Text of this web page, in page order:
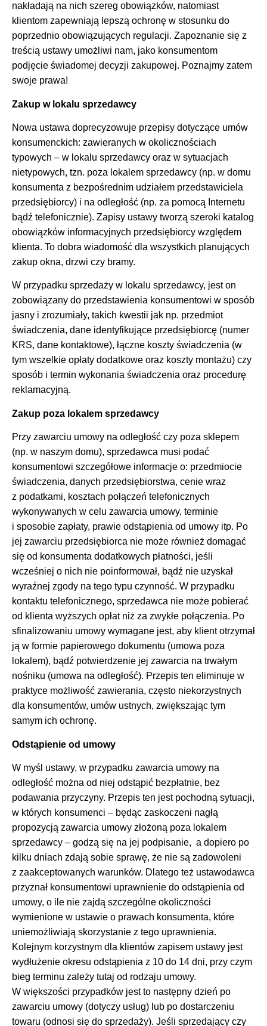
nakładają na nich szereg obowiązków, natomiast
klientom zapewniają lepszą ochronę w stosunku do
poprzednio obowiązujących regulacji. Zapoznanie się z
treścią ustawy umożliwi nam, jako konsumentom
podjęcie świadomej decyzji zakupowej. Poznajmy zatem
swoje prawa!
Zakup w lokalu sprzedawcy
Nowa ustawa doprecyzowuje przepisy dotyczące umów
konsumenckich: zawieranych w okolicznościach
typowych – w lokalu sprzedawcy oraz w sytuacjach
nietypowych, tzn. poza lokalem sprzedawcy (np. w domu
konsumenta z bezpośrednim udziałem przedstawiciela
przedsiębiorcy) i na odległość (np. za pomocą Internetu
bądź telefonicznie). Zapisy ustawy tworzą szeroki katalog
obowiązków informacyjnych przedsiębiorcy względem
klienta. To dobra wiadomość dla wszystkich planujących
zakup okna, drzwi czy bramy.
W przypadku sprzedaży w lokalu sprzedawcy, jest on
zobowiązany do przedstawienia konsumentowi w sposób
jasny i zrozumiały, takich kwestii jak np. przedmiot
świadczenia, dane identyfikujące przedsiębiorcę (numer
KRS, dane kontaktowe), łączne koszty świadczenia (w
tym wszelkie opłaty dodatkowe oraz koszty montażu) czy
sposób i termin wykonania świadczenia oraz procedurę
reklamacyjną.
Zakup poza lokalem sprzedawcy
Przy zawarciu umowy na odległość czy poza sklepem
(np. w naszym domu), sprzedawca musi podać
konsumentowi szczegółowe informacje o: przedmiocie
świadczenia, danych przedsiębiorstwa, cenie wraz
z podatkami, kosztach połączeń telefonicznych
wykonywanych w celu zawarcia umowy, terminie
i sposobie zapłaty, prawie odstąpienia od umowy itp. Po
jej zawarciu przedsiębiorca nie może również domagać
się od konsumenta dodatkowych płatności, jeśli
wcześniej o nich nie poinformował, bądź nie uzyskał
wyraźnej zgody na tego typu czynność. W przypadku
kontaktu telefonicznego, sprzedawca nie może pobierać
od klienta wyższych opłat niż za zwykłe połączenia. Po
sfinalizowaniu umowy wymagane jest, aby klient otrzymał
ją w formie papierowego dokumentu (umowa poza
lokalem), bądź potwierdzenie jej zawarcia na trwałym
nośniku (umowa na odległość). Przepis ten eliminuje w
praktyce możliwość zawierania, często niekorzystnych
dla konsumentów, umów ustnych, zwiększając tym
samym ich ochronę.
Odstąpienie od umowy
W myśl ustawy, w przypadku zawarcia umowy na
odległość można od niej odstąpić bezpłatnie, bez
podawania przyczyny. Przepis ten jest pochodną sytuacji,
w których konsumenci – będąc zaskoczeni nagłą
propozycją zawarcia umowy złożoną poza lokalem
sprzedawcy – godzą się na jej podpisanie, a dopiero po
kilku dniach zdają sobie sprawę, że nie są zadowoleni
z zaakceptowanych warunków. Dlatego też ustawodawca
przyznał konsumentowi uprawnienie do odstąpienia od
umowy, o ile nie zajdą szczególne okoliczności
wymienione w ustawie o prawach konsumenta, które
uniemożliwiają skorzystanie z tego uprawnienia.
Kolejnym korzystnym dla klientów zapisem ustawy jest
wydłużenie okresu odstąpienia z 10 do 14 dni, przy czym
bieg terminu zależy tutaj od rodzaju umowy.
W większości przypadków jest to następny dzień po
zawarciu umowy (dotyczy usług) lub po dostarczeniu
towaru (odnosi się do sprzedaży). Jeśli sprzedający czy